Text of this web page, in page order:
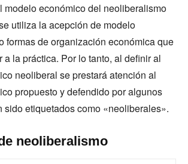
modelo económico del neoliberalismo
utiliza la acepción de modelo
formas de organización económica que
a la práctica. Por lo tanto, al definir al
neoliberal se prestará atención al
propuesto y defendido por algunos
sido etiquetados como «neoliberales».
neoliberalismo